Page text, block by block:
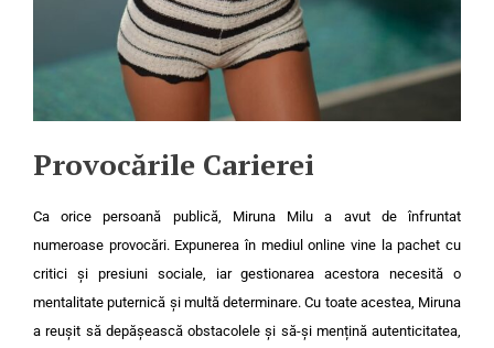
Provocările Carierei
Ca orice persoană publică, Miruna Milu a avut de înfruntat
numeroase provocări. Expunerea în mediul online vine la pachet cu
critici și presiuni sociale, iar gestionarea acestora necesită o
mentalitate puternică și multă determinare. Cu toate acestea, Miruna
a reușit să depășească obstacolele și să-și mențină autenticitatea,